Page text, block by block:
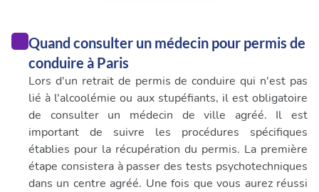
Quand consulter un médecin pour permis de
conduire à Paris
Lors d'un retrait de permis de conduire qui n'est pas
lié à l'alcoolémie ou aux stupéfiants, il est obligatoire
de consulter un médecin de ville agréé. Il est
important de suivre les procédures spécifiques
établies pour la récupération du permis. La première
étape consistera à passer des tests psychotechniques
dans un centre agréé. Une fois que vous aurez réussi